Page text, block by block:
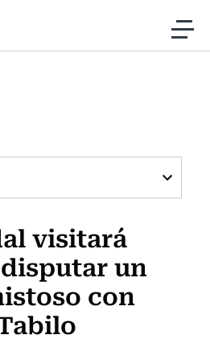
al contenido
TV Usach
visitará
un
con